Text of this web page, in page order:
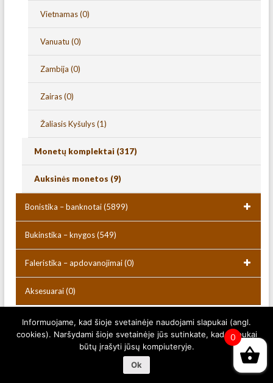
Vietnamas(0)
Vanuatu (0)
Zambija (0)
Zairas(0)
Žaliasis Kyšulys(1)
Monetų komplektai (317)
Auksinės monetos (9)
Bonistika – banknotai(5899)
Bukinstika – knygos(549)
Faleristika – apdovanojimai(0)
Aksesuarai(0)
Copyright © 2026Numizmatikas.lt. Powered byWordPress. Theme:
Spacious byThemeGrill.
0
Informuojame, kad šioje svetainėje naudojami slapukai (angl.
cookies). Naršydami šioje svetainėje jūs sutinkate, kad slapukai
būtų įrašyti jūsų kompiuteryje.
Ok